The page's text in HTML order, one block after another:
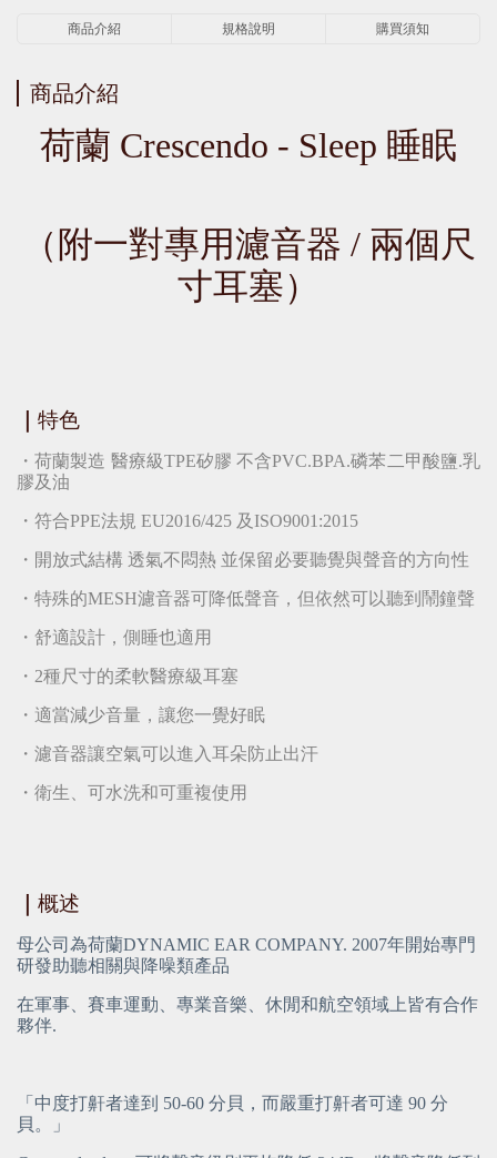
商品介紹 規格說明 購買須知
商品介紹
荷蘭 Crescendo - Sleep 睡眠
（附一對專用濾音器 / 兩個尺
寸耳塞）
特色
・荷蘭製造 醫療級TPE矽膠 不含PVC.BPA.磷苯二甲酸鹽.乳
膠及油
・符合PPE法規 EU2016/425 及ISO9001:2015
・開放式結構 透氣不悶熱 並保留必要聽覺與聲音的方向性
・特殊的MESH濾音器可降低聲音，但依然可以聽到鬧鐘聲
・舒適設計，側睡也適用
・2種尺寸的柔軟醫療級耳塞
・適當減少音量，讓您一覺好眠
・濾音器讓空氣可以進入耳朵防止出汗
・衛生、可水洗和可重複使用
概述
母公司為荷蘭DYNAMIC EAR COMPANY. 2007年開始專門
研發助聽相關與降噪類產品
在軍事、賽車運動、專業音樂、休閒和航空領域上皆有合作
夥伴.
「中度打鼾者達到 50-60 分貝，而嚴重打鼾者可達 90 分
貝。」